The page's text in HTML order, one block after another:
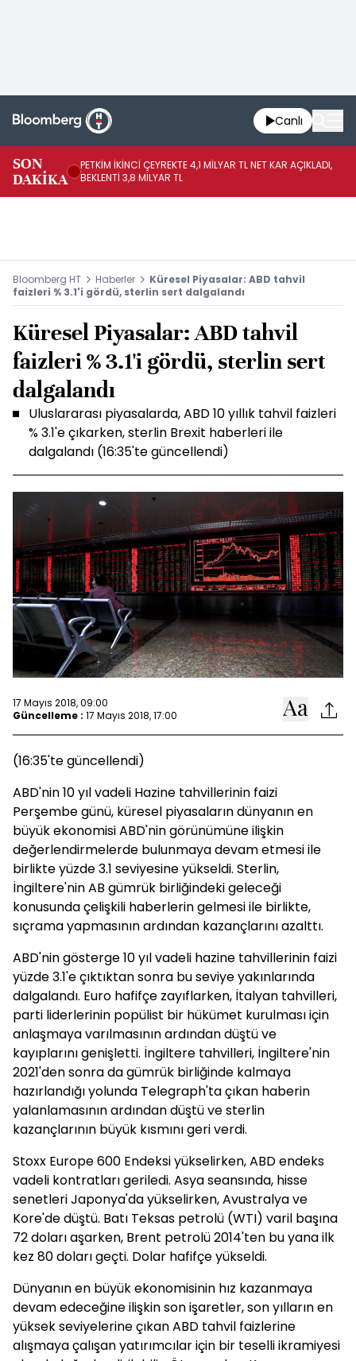
Canlı
SON
DAKİKA
PETKİM İKİNCİ ÇEYREKTE 4,1 MİLYAR TL NET KAR AÇIKLADI,
BEKLENTİ 3,8 MİLYAR TL
Bloomberg HT Haberler
Küresel Piyasalar: ABD tahvil
faizleri % 3.1'i gördü, sterlin sert dalgalandı
Küresel Piyasalar: ABD tahvil
faizleri % 3.1'i gördü, sterlin sert
dalgalandı
Uluslararası piyasalarda, ABD 10 yıllık tahvil faizleri
% 3.1'e çıkarken, sterlin Brexit haberleri ile
dalgalandı (16:35'te güncellendi)
17 Mayıs 2018, 09:00
Güncelleme : 17 Mayıs 2018, 17:00
(16:35'te güncellendi)
ABD'nin 10 yıl vadeli Hazine tahvillerinin faizi
Perşembe günü, küresel piyasaların dünyanın en
büyük ekonomisi ABD'nin görünümüne ilişkin
değerlendirmelerde bulunmaya devam etmesi ile
birlikte yüzde 3.1 seviyesine yükseldi. Sterlin,
İngiltere'nin AB gümrük birliğindeki geleceği
konusunda çelişkili haberlerin gelmesi ile birlikte,
sıçrama yapmasının ardından kazançlarını azalttı.
ABD'nin gösterge 10 yıl vadeli hazine tahvillerinin faizi
yüzde 3.1'e çıktıktan sonra bu seviye yakınlarında
dalgalandı. Euro hafifçe zayıflarken, İtalyan tahvilleri,
parti liderlerinin popülist bir hükümet kurulması için
anlaşmaya varılmasının ardından düştü ve
kayıplarını genişletti. İngiltere tahvilleri, İngiltere'nin
2021'den sonra da gümrük birliğinde kalmaya
hazırlandığı yolunda Telegraph'ta çıkan haberin
yalanlamasının ardından düştü ve sterlin
kazançlarının büyük kısmını geri verdi.
Stoxx Europe 600 Endeksi yükselirken, ABD endeks
vadeli kontratları geriledi. Asya seansında, hisse
senetleri Japonya'da yükselirken, Avustralya ve
Kore'de düştü. Batı Teksas petrolü (WTI) varil başına
72 doları aşarken, Brent petrolü 2014'ten bu yana ilk
kez 80 doları geçti. Dolar hafifçe yükseldi.
Dünyanın en büyük ekonomisinin hız kazanmaya
devam edeceğine ilişkin son işaretler, son yılların en
yüksek seviyelerine çıkan ABD tahvil faizlerine
alışmaya çalışan yatırımcılar için bir teselli ikramiyesi